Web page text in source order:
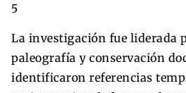
5
La investigación fue liderada
paleografía y conservación
identificaron referencias